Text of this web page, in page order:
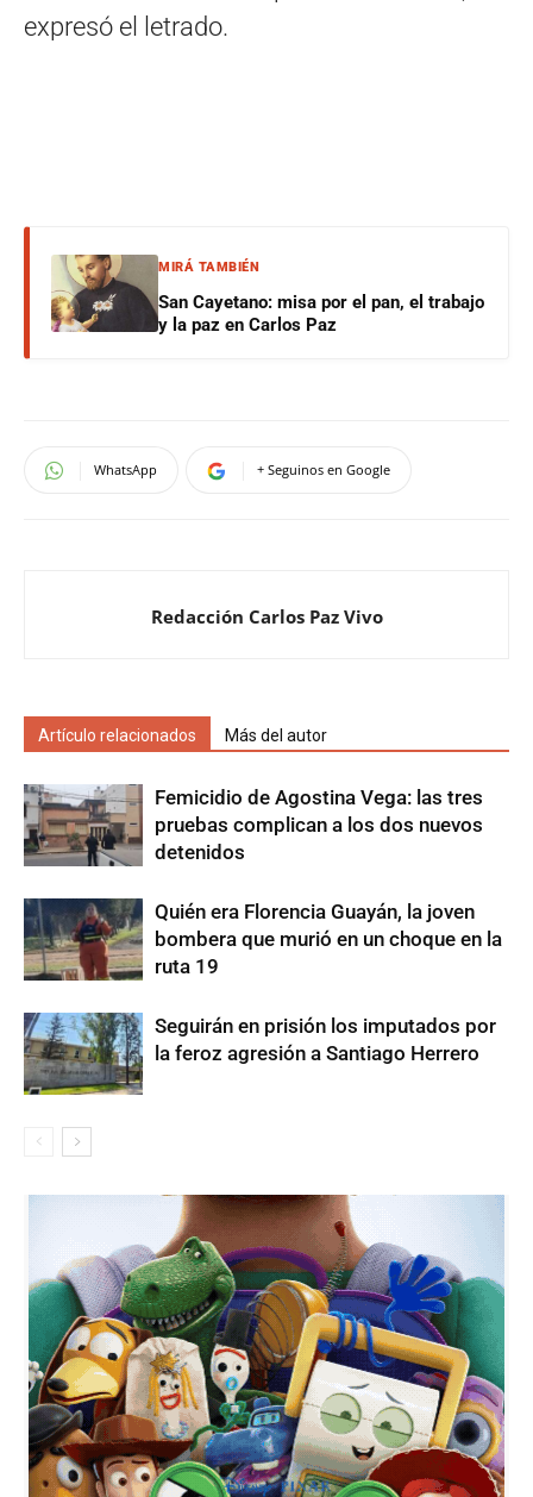
expresó el letrado.
MIRÁ TAMBIÉN
San Cayetano: misa por el pan, el trabajo
y la paz en Carlos Paz
WhatsApp + Seguinos en Google
Redacción Carlos Paz Vivo
Artículo relacionados Más del autor
Femicidio de Agostina Vega: las tres
pruebas complican a los dos nuevos
detenidos
Quién era Florencia Guayán, la joven
bombera que murió en un choque en la
ruta 19
Seguirán en prisión los imputados por
la feroz agresión a Santiago Herrero